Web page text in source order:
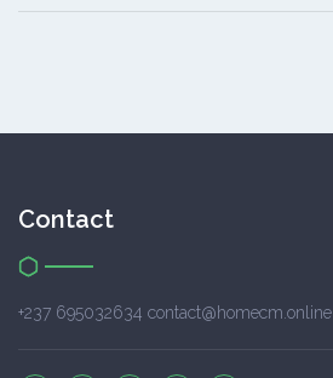
Contact
+237 695032634 contact@homecm.online